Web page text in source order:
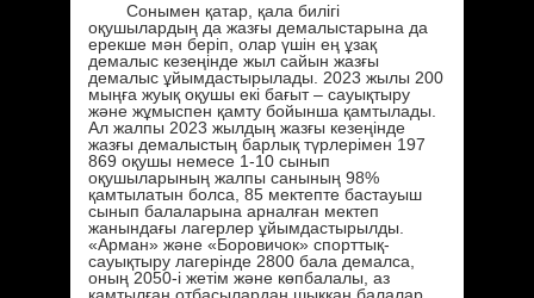
Сонымен қатар, қала билігі
оқушылардың да жазғы демалыстарына да
ерекше мән беріп, олар үшін ең ұзақ
демалыс кезеңінде жыл сайын жазғы
демалыс ұйымдастырылады. 2023 жылы 200
мыңға жуық оқушы екі бағыт – сауықтыру
және жұмыспен қамту бойынша қамтылады.
Ал жалпы 2023 жылдың жазғы кезеңінде
жазғы демалыстың барлық түрлерімен 197
869 оқушы немесе 1-10 сынып
оқушыларының жалпы санының 98%
қамтылатын болса, 85 мектепте бастауыш
сынып балаларына арналған мектеп
жанындағы лагерлер ұйымдастырылды.
«Арман» және «Боровичок» спорттық-
сауықтыру лагерінде 2800 бала демалса,
оның 2050-і жетім және көпбалалы, аз